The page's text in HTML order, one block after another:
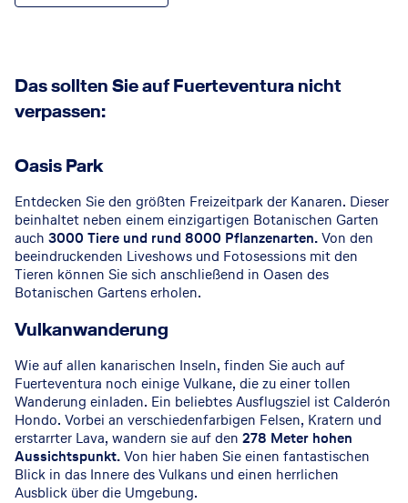
Das sollten Sie auf Fuerteventura nicht
verpassen:
Oasis Park
Entdecken Sie den größten Freizeitpark der Kanaren. Dieser
beinhaltet neben einem einzigartigen Botanischen Garten
auch 3000 Tiere und rund 8000 Pflanzenarten.Von den
beeindruckenden Liveshows und Fotosessions mit den
Tieren können Sie sich anschließend in Oasen des
Botanischen Gartens erholen.
Vulkanwanderung
Wie auf allen kanarischen Inseln, finden Sie auch auf
Fuerteventura noch einige Vulkane, die zu einer tollen
Wanderung einladen. Ein beliebtes Ausflugsziel ist Calderón
Hondo. Vorbei an verschiedenfarbigen Felsen, Kratern und
erstarrter Lava, wandern sie auf den 278 Meter hohen
Aussichtspunkt.Von hier haben Sie einen fantastischen
Blick in das Innere des Vulkans und einen herrlichen
Ausblick über die Umgebung.